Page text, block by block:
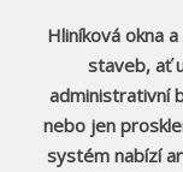
Hliníková okna
staveb, ať
administrativní
nebo jen
systém nabízí